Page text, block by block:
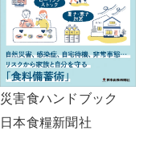
災害食ハンドブック
日本食糧新聞社